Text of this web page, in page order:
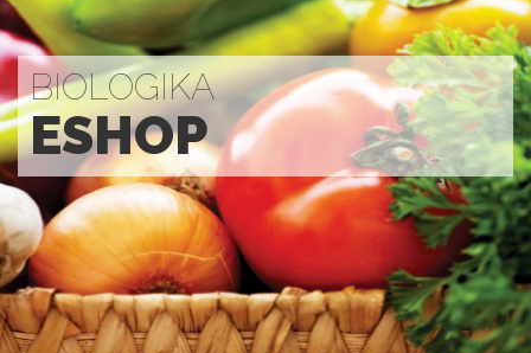
BIOLOGIKA
ESHOP